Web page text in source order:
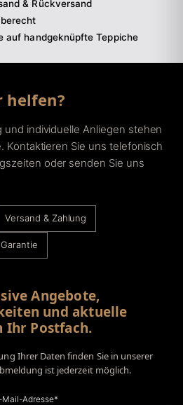
& Rückversand
auf handgeknüpfte Teppiche
helfen?
und individuelle Anliegen stehen
Kontaktieren Sie uns telefonisch
oder senden Sie uns
Versand & Zahlung
Garantie
Angebote,
und aktuelle
Postfach.
Ihrer Daten finden Sie in unserer
ist jederzeit möglich.
Mail-Adresse*